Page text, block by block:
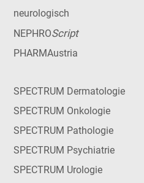
neurologisch
NEPHROScript
PHARMAustria
SPECTRUM Dermatologie
SPECTRUM Onkologie
SPECTRUM Pathologie
SPECTRUM Psychiatrie
SPECTRUM Urologie